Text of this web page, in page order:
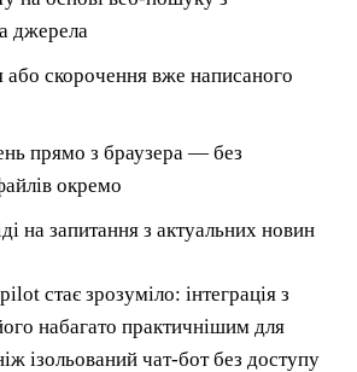
джерела
скорочення вже написаного
прямо з браузера — без
окремо
на запитання з актуальних новин
стає зрозуміло: інтеграція з
набагато практичнішим для
ізольований чат-бот без доступу